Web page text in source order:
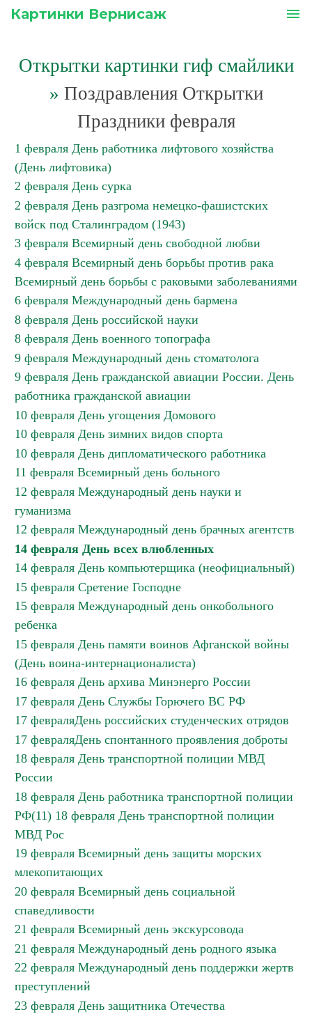
Картинки Вернисаж menu
Открытки картинки гиф смайлики
» Поздравления Открытки
Праздники февраля
1 февраля День работника лифтового хозяйства
(День лифтовика)
2 февраля День сурка
2 февраля День разгрома немецко-фашистcких
войск под Сталинградом (1943)
3 февраля Всемирный день свободной любви
4 февраля Всемирный день борьбы против рака
Всемирный день борьбы с раковыми заболеваниями
6 февраля Международный день бармена
8 февраля День российской науки
8 февраля День военного топографа
9 февраля Международный день стоматолога
9 февраля День гражданской авиации России. День
работника гражданской авиации
10 февраля День угощения Домового
10 февраля День зимних видов спорта
10 февраля День дипломатического работника
11 февраля Всемирный день больного
12 февраля Международный день науки и
гуманизма
12 февраля Международный день брачных агентств
14 февраля День всех влюбленных
14 февраля День компьютерщика (неофициальный)
15 февраля Сретение Господне
15 февраля Международный день онкобольного
ребенка
15 февраля День памяти воинов Афганской войны
(День воина-интернационалиста)
16 февраля День архива Минэнерго России
17 февраля День Службы Горючего ВС РФ
17 февраляДень российских студенческих отрядов
17 февраляДень спонтанного проявления доброты
18 февраля День транспортной полиции МВД
России
18 февраля День работника транспортной полиции
РФ(11) 18 февраля День транспортной полиции
МВД Рос
19 февраля Всемирный день защиты морских
млекопитающих
20 февраля Всемирный день социальной
спаведливости
21 февраля Всемирный день экскурсовода
21 февраля Международный день родного языка
22 февраля Международный день поддержки жертв
преступлений
23 февраля День защитника Отечества